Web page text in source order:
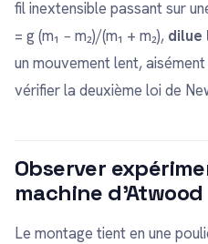
fil inextensible passant sur
= g (m₁ − m₂)/(m₁ + m₂), dilue
un mouvement lent,
vérifier la deuxième loi de
Observer
machine d’Atwood
Le montage tient en une